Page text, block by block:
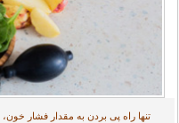
تنها راه پی بردن به مقدار فشار